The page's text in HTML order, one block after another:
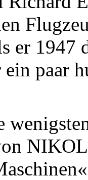
er 1947
paar